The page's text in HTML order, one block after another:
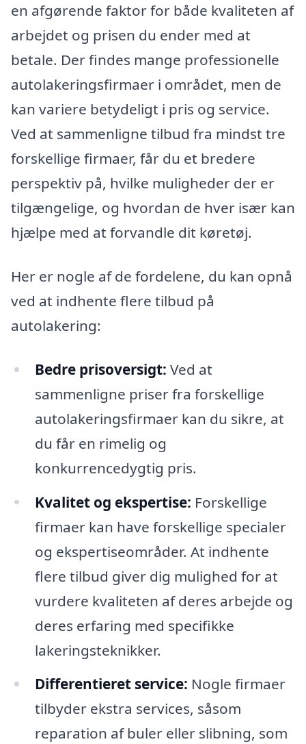
en afgørende faktor for både kvaliteten af
arbejdet og prisen du ender med at
betale. Der findes mange professionelle
autolakeringsfirmaer i området, men de
kan variere betydeligt i pris og service.
Ved at sammenligne tilbud fra mindst tre
forskellige firmaer, får du et bredere
perspektiv på, hvilke muligheder der er
tilgængelige, og hvordan de hver især kan
hjælpe med at forvandle dit køretøj.
Her er nogle af de fordelene, du kan opnå
ved at indhente flere tilbud på
autolakering:
Bedre prisoversigt: Ved at
sammenligne priser fra forskellige
autolakeringsfirmaer kan du sikre, at
du får en rimelig og
konkurrencedygtig pris.
Kvalitet og ekspertise: Forskellige
firmaer kan have forskellige specialer
og ekspertiseområder. At indhente
flere tilbud giver dig mulighed for at
vurdere kvaliteten af deres arbejde og
deres erfaring med specifikke
lakeringsteknikker.
Differentieret service: Nogle firmaer
tilbyder ekstra services, såsom
reparation af buler eller slibning, som